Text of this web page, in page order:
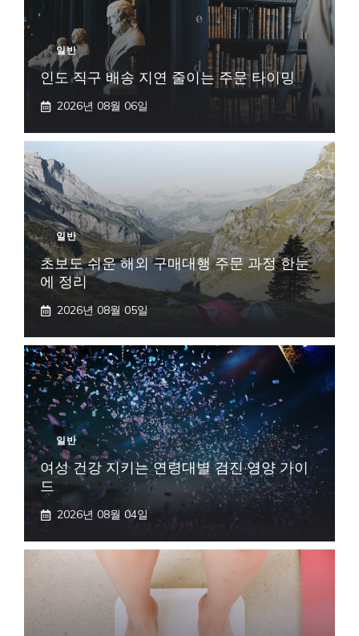
일반
인도 직구 배송 지연 줄이는 주문 타이밍
2026년 08월 06일
일반
초보도 쉬운 해외 구매대행 주문 과정 한눈
에 정리
2026년 08월 05일
일반
여성 건강 지키는 연령대별 검진·영양 가이
드
2026년 08월 04일